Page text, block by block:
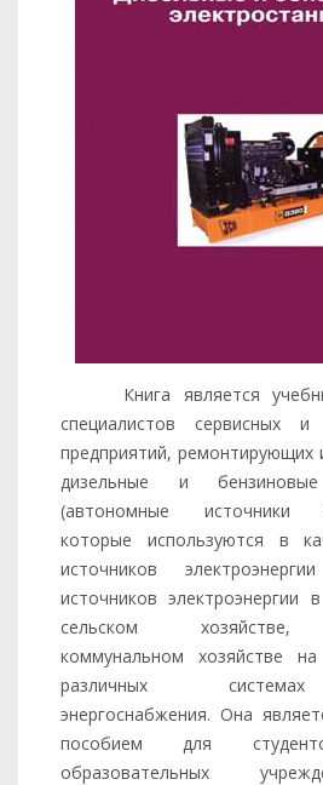
Книга является
специалистов сервисных и
предприятий, ремонтирующих
дизельные и бензиновые
(автономные источники
которые используются в
источников
источников электроэнергии
сельском хозяйстве,
коммунальном хозяйстве
различных
энергоснабжения. Она
пособием для
образовательных